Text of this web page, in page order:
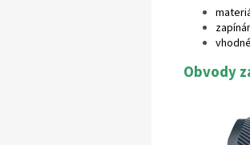
Obvody